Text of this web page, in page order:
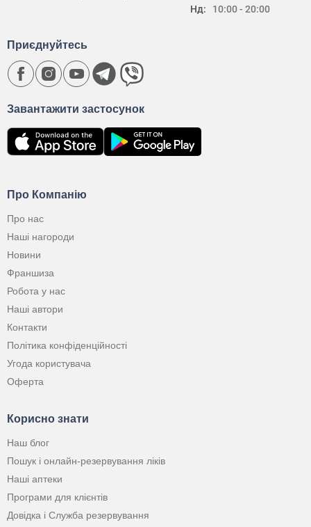
Нд:
10:00 - 20:00
Про Компанію
Про нас
Наші нагороди
Новини
Франшиза
Робота у нас
Наші автори
Контакти
Політика конфіденційності
Угода користувача
Оферта
Корисно знати
Наш блог
Пошук і онлайн-резервування ліків
Наші аптеки
Програми для клієнтів
Довідка і Служба резервування
Завантажити застосунок
Приєднуйтесь